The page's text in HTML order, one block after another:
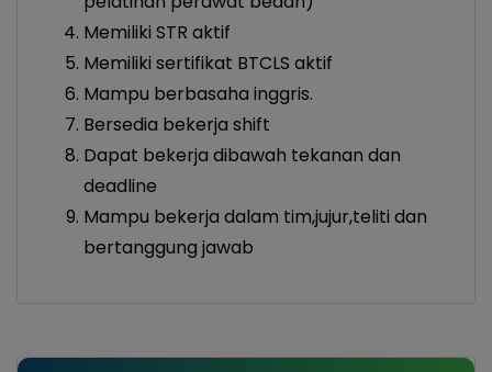
Memiliki STR aktif
Memiliki sertifikat BTCLS aktif
Mampu berbasaha inggris.
Bersedia bekerja shift
Dapat bekerja dibawah tekanan dan
deadline
Mampu bekerja dalam tim,jujur,teliti dan
bertanggung jawab